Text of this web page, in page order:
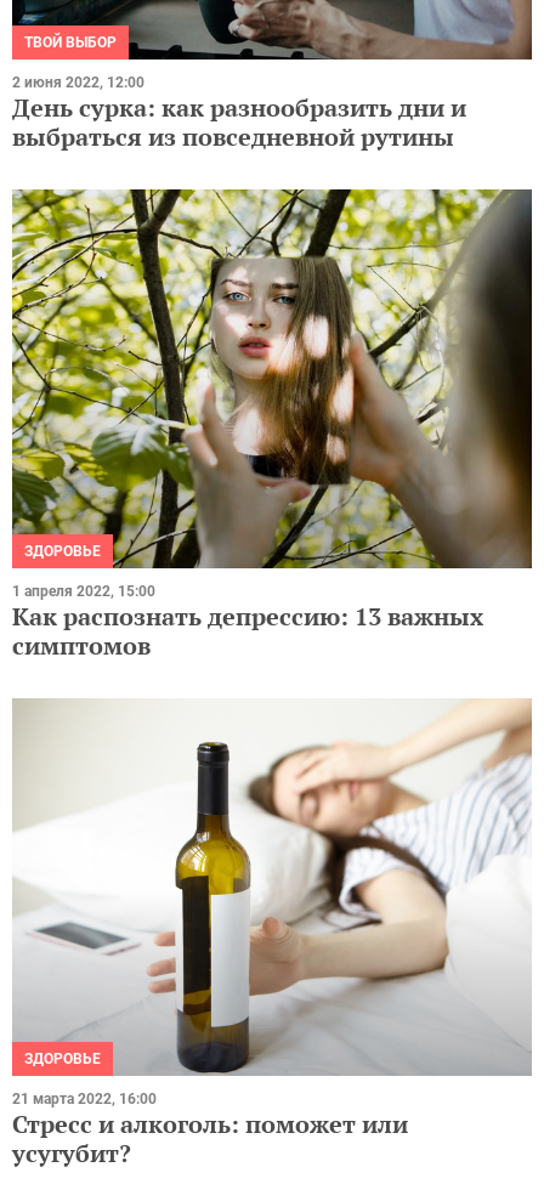
ТВОЙ ВЫБОР
2 июня 2022, 12:00
День сурка: как разнообразить дни и
выбраться из повседневной рутины
ЗДОРОВЬЕ
1 апреля 2022, 15:00
Как распознать депрессию: 13 важных
симптомов
ЗДОРОВЬЕ
21 марта 2022, 16:00
Стресс и алкоголь: поможет или
усугубит?